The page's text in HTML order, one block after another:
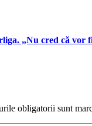
„Nu cred că vor
obligatorii sunt